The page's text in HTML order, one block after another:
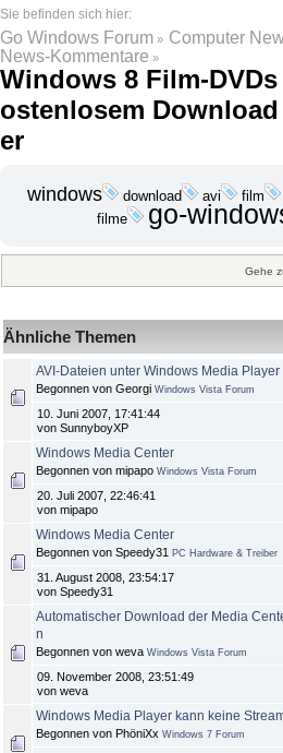
Go Windows Forum » Computer
News-Kommentare »
Windows 8 Film-
ostenlosem
er
windows download avi film
filme
go-
Gehe
Ähnliche Themen
AVI-Dateien unter Windows Media
Begonnen von Georgi Windows Vista Forum
10. Juni 2007, 17:41:44
von SunnyboyXP
Windows Media Center
Begonnen von mipapo Windows Vista Forum
20. Juli 2007, 22:46:41
von mipapo
Windows Media Center
Begonnen von Speedy31 PC Hardware & Treiber
31. August 2008, 23:54:17
von Speedy31
Automatischer Download der Media
n
Begonnen von weva Windows Vista Forum
09. November 2008, 23:51:49
von weva
Windows Media Player kann keine
Begonnen von PhöniXx Windows 7 Forum